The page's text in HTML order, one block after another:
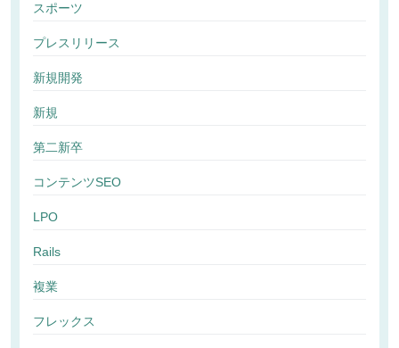
スポーツ
プレスリリース
新規開発
新規
第二新卒
コンテンツSEO
LPO
Rails
複業
フレックス